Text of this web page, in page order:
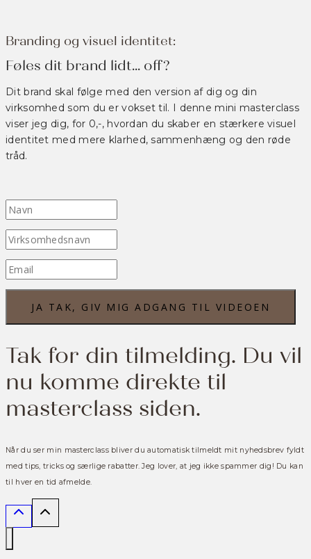
Branding og visuel identitet:
Føles dit brand lidt... off?
Dit brand skal følge med den version af dig og din
virksomhed som du er vokset til. I denne mini masterclass
viser jeg dig, for 0,-, hvordan du skaber en stærkere visuel
identitet med mere klarhed, sammenhæng og den røde
tråd.
JA TAK, GIV MIG ADGANG TIL VIDEOEN
Tak for din tilmelding. Du vil
nu komme direkte til
masterclass siden.
Når du ser min masterclass bliver du automatisk tilmeldt mit nyhedsbrev fyldt
med tips, tricks og særlige rabatter. Jeg lover, at jeg ikke spammer dig! Du kan
til hver en tid afmelde.